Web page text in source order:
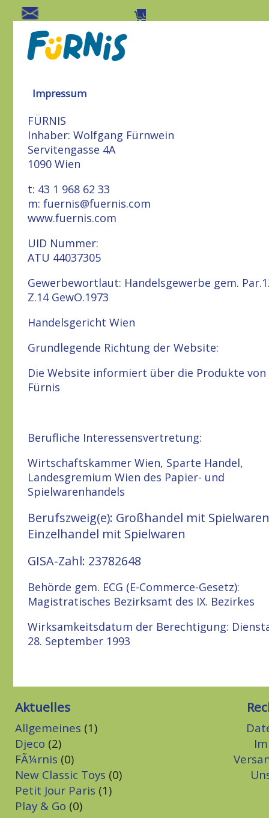
Impressum
FÜRNIS
Inhaber: Wolfgang Fürnwein
Servitengasse 4A
1090 Wien
t: 43 1 968 62 33
m: fuernis@fuernis.com
www.fuernis.com
UID Nummer:
ATU 44037305
Gewerbewortlaut: Handelsgewerbe gem.
Z.14 GewO.1973
Handelsgericht Wien
Grundlegende Richtung der Website:
Die Website informiert über die Produkte von
Fürnis
Berufliche Interessensvertretung:
Wirtschaftskammer Wien, Sparte Handel,
Landesgremium Wien des Papier- und
Spielwarenhandels
Berufszweig(e): Großhandel mit
Einzelhandel mit Spielwaren
GISA-Zahl: 23782648
Behörde gem. ECG (E-Commerce-Gesetz):
Magistratisches Bezirksamt des IX. Bezirkes
Wirksamkeitsdatum der Berechtigung:
28. September 1993
Aktuelles
Allgemeines (1)
Djeco (2)
FÃ¼rnis (0)
New Classic Toys (0)
Petit Jour Paris (1)
Play & Go (0)